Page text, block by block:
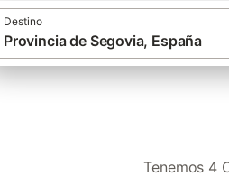
Destino
Tenemos 4